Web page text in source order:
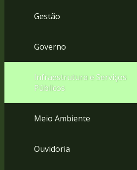
Gestão
Governo
Infraestrutura e Serviços
Públicos
Meio Ambiente
Ouvidoria